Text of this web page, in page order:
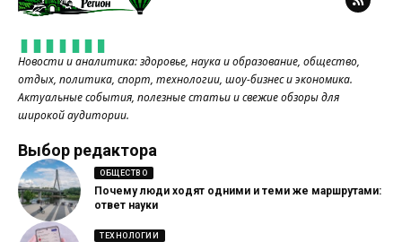
Новости и аналитика: здоровье, наука и образование, общество,
отдых, политика, спорт, технологии, шоу-бизнес и экономика.
Актуальные события, полезные статьи и свежие обзоры для
широкой аудитории.
Выбор редактора
ОБЩЕСТВО
Почему люди ходят одними и теми же маршрутами:
ответ науки
ТЕХНОЛОГИИ